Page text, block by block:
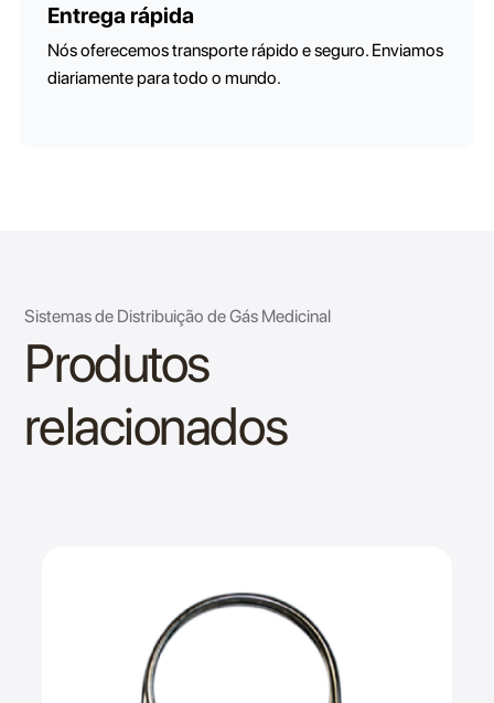
Entrega rápida
Nós oferecemos transporte rápido e seguro. Enviamos
diariamente para todo o mundo.
Sistemas de Distribuição de Gás Medicinal
Produtos
relacionados